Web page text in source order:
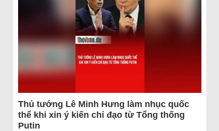
Thủ tướng Lê Minh Hưng làm nhục quốc
thể khi xin ý kiến chỉ đạo từ Tổng thống
Putin